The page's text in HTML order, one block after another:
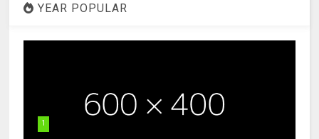
YEAR POPULAR
1